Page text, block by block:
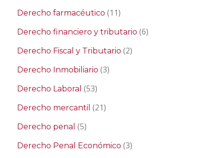
Derecho farmacéutico (11)
Derecho financiero y tributario (6)
Derecho Fiscal y Tributario (2)
Derecho Inmobiliario (3)
Derecho Laboral (53)
Derecho mercantil (21)
Derecho penal (5)
Derecho Penal Económico (3)